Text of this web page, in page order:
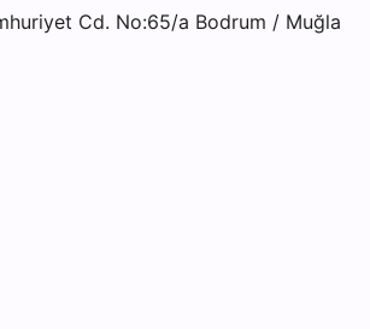
Cd. No:65/a Bodrum / Muğla